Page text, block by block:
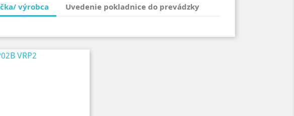
výrobca Uvedenie pokladnice do prevádzky